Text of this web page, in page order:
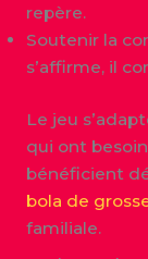
repère.
Soutenir la
s’affirme, il
Le jeu
qui ont
bénéficient
bola de
familiale.